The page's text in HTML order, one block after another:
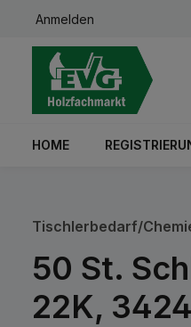
Zur
Anmelden
HOME
Tischlerbedarf/
50 St.
22K,